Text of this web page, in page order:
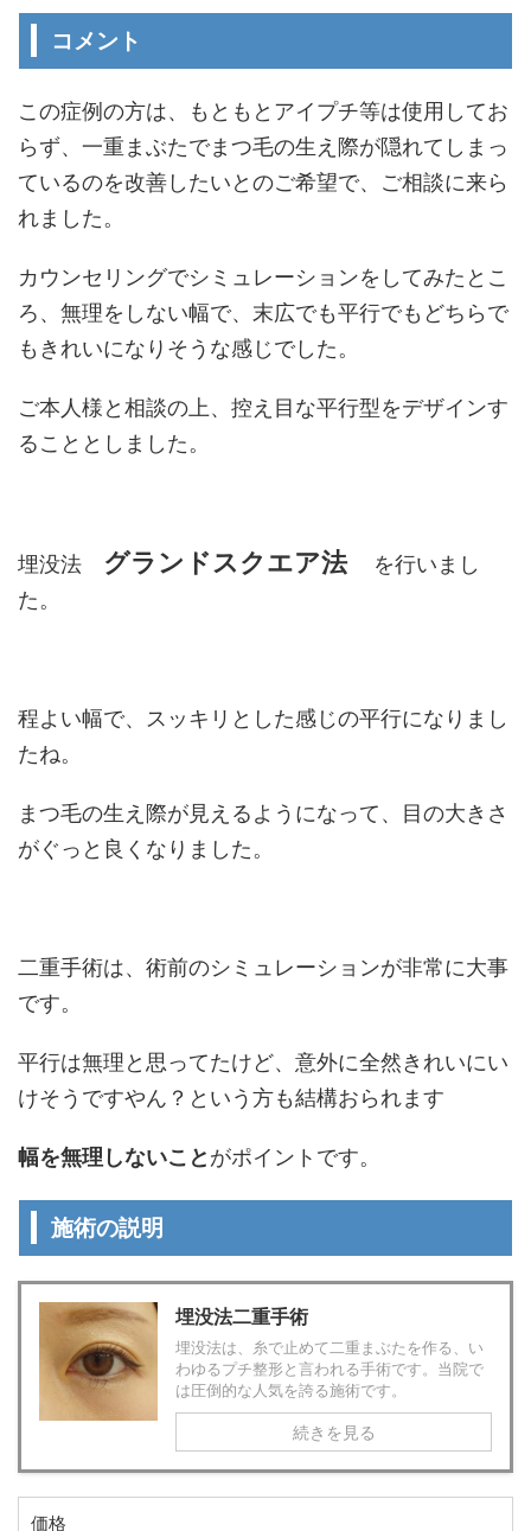
コメント
この症例の方は、もともとアイプチ等は使用してお
らず、一重まぶたでまつ毛の生え際が隠れてしまっ
ているのを改善したいとのご希望で、ご相談に来ら
れました。
カウンセリングでシミュレーションをしてみたとこ
ろ、無理をしない幅で、末広でも平行でもどちらで
もきれいになりそうな感じでした。
ご本人様と相談の上、控え目な平行型をデザインす
ることとしました。
埋没法 グランドスクエア法
を行いまし
た。
程よい幅で、スッキリとした感じの平行になりまし
たね。
まつ毛の生え際が見えるようになって、目の大きさ
がぐっと良くなりました。
二重手術は、術前のシミュレーションが非常に大事
です。
平行は無理と思ってたけど、意外に全然きれいにい
けそうですやん？という方も結構おられます
幅を無理しないことがポイントです。
施術の説明
埋没法二重手術
埋没法は、糸で止めて二重まぶたを作る、い
わゆるプチ整形と言われる手術です。当院で
は圧倒的な人気を誇る施術です。
続きを見る
価格